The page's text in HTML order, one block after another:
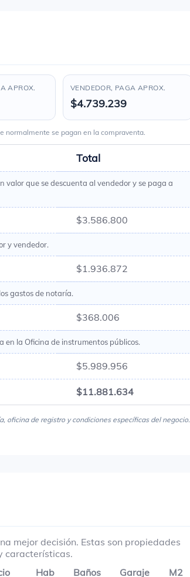
APROX. VENDEDOR, PAGA APROX.
$4.739.239
normalmente se pagan en la compraventa.
Total
valor que se descuenta al vendedor y se paga a
$3.586.800
y vendedor.
$1.936.872
gastos de notaría.
$368.006
en la Oficina de instrumentos públicos.
$5.989.956
$11.881.634
oficina de registro y condiciones específicas del negocio.
mejor decisión. Estas son propiedades
características.
Hab Baños Garaje M2